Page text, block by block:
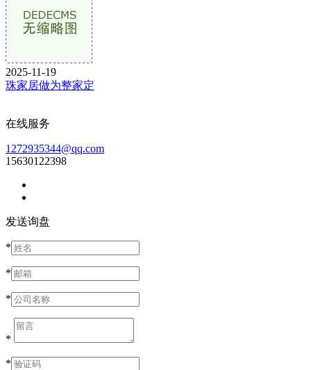
2025-11-19
珠家居做为整家定
在线服务
1272935344@qq.com
15630122398
发送询盘
*
*
*
*
*